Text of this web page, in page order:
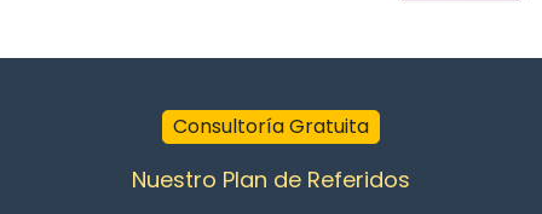
Consultoría Gratuita
Nuestro Plan de Referidos